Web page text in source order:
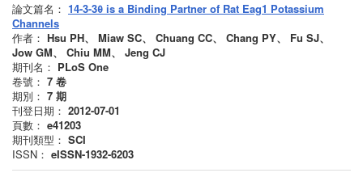
論文篇名： 14-3-3θ is a Binding Partner of Rat Eag1 Potassium
Channels
作者： Hsu PH、 Miaw SC、 Chuang CC、 Chang PY、 Fu SJ、
Jow GM、 Chiu MM、 Jeng CJ
期刊名： PLoS One
卷號： 7 卷
期別： 7 期
刊登日期： 2012-07-01
頁數： e41203
期刊類型： SCI
ISSN： eISSN-1932-6203